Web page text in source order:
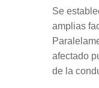
Se
amplias
afectado
de la